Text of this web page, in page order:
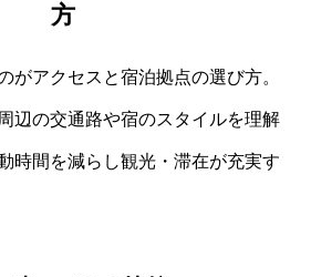
方
がアクセスと宿泊拠点の選び方。
辺の交通路や宿のスタイルを理解
時間を減らし観光・滞在が充実す